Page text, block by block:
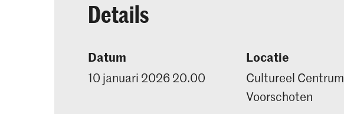
Details
Datum
10 januari 2026 20.00
Locatie
Cultureel Centrum
Voorschoten